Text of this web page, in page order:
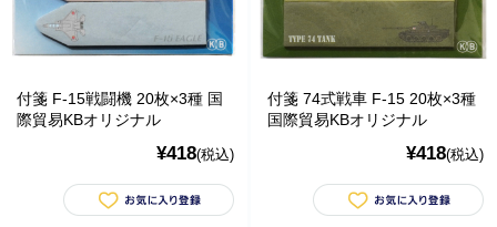
付箋 F-15戦闘機 20枚×3種 国
際貿易KBオリジナル
¥418(税込)
付箋 74式戦車 F-15 20枚×3種
国際貿易KBオリジナル
¥418(税込)
食品
季節商品
日用品・雑貨